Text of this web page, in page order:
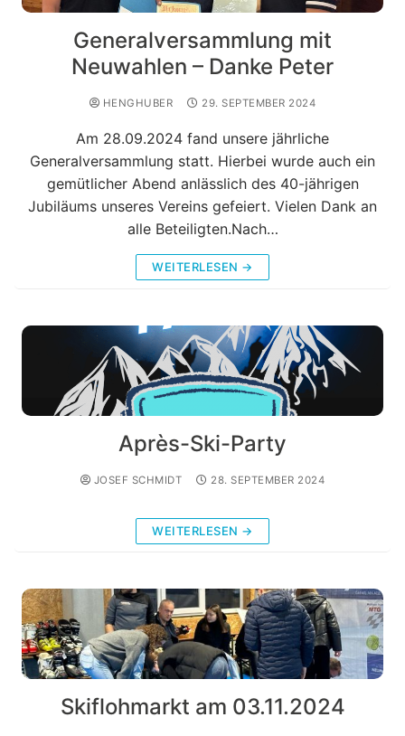
Generalversammlung mit
Neuwahlen – Danke Peter
HENGHUBER 29. SEPTEMBER 2024
Am 28.09.2024 fand unsere jährliche
Generalversammlung statt. Hierbei wurde auch ein
gemütlicher Abend anlässlich des 40-jährigen
Jubiläums unseres Vereins gefeiert. Vielen Dank an
alle Beteiligten.Nach…
WEITERLESEN →
Après-Ski-Party
JOSEF SCHMIDT 28. SEPTEMBER 2024
WEITERLESEN →
Skiflohmarkt am 03.11.2024